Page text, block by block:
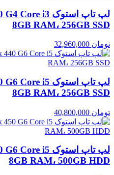
8GB RAM، 256GB SSD
تومان
8GB RAM، 256GB SSD
تومان
8GB RAM، 500GB HDD